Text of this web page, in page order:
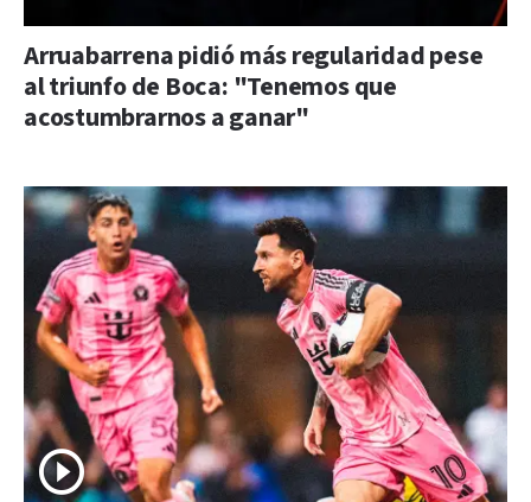
Arruabarrena pidió más regularidad pese
al triunfo de Boca: "Tenemos que
acostumbrarnos a ganar"